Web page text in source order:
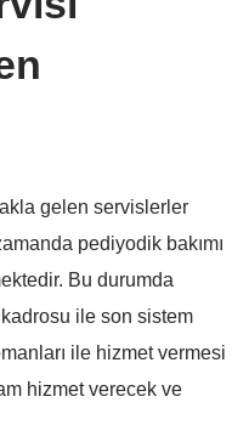
gelen servislerler
pediyodik bakımı
Bu durumda
ile son sistem
ile hizmet vermesi
hizmet verecek ve